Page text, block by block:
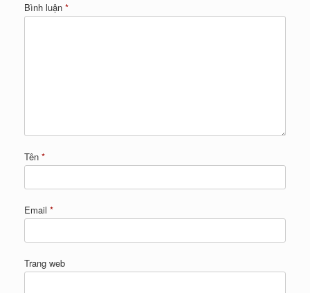
Bình luận *
Tên *
Email *
Trang web